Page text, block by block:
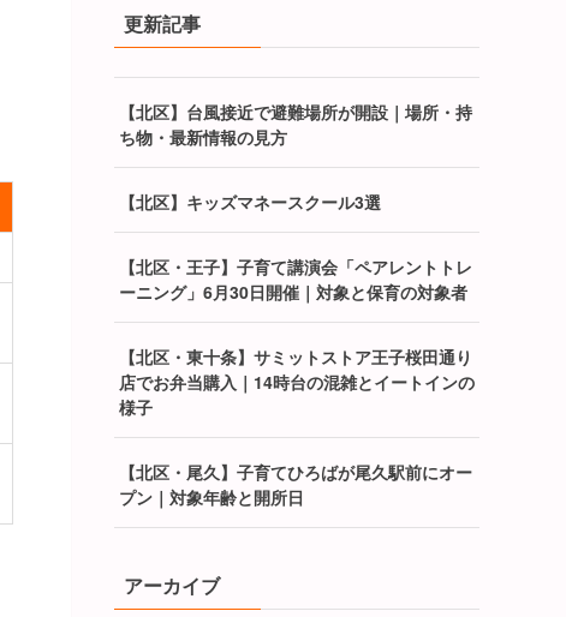
更新記事
【北区】台風接近で避難場所が開設｜場所・持
ち物・最新情報の見方
【北区】キッズマネースクール3選
【北区・王子】子育て講演会「ペアレントトレ
ーニング」6月30日開催｜対象と保育の対象者
【北区・東十条】サミットストア王子桜田通り
店でお弁当購入｜14時台の混雑とイートインの
様子
【北区・尾久】子育てひろばが尾久駅前にオー
プン｜対象年齢と開所日
アーカイブ